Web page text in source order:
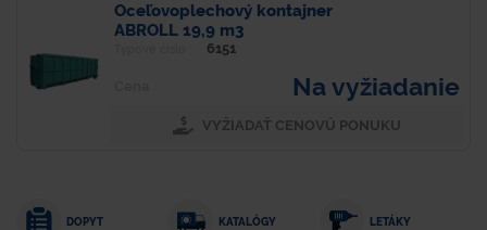
Oceľovoplechový kontajner
ABROLL 19,9 m3
6151
Na vyžiadanie
VYŽIADAŤ CENOVÚ PONUKU
DOPYT KATALÓGY LETÁKY